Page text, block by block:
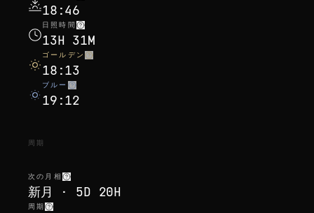
18:46
日照時間
13H 31M
ゴールデン
18:13
ブルー
19:12
周期
次の月相
新月 · 5D 20H
周期